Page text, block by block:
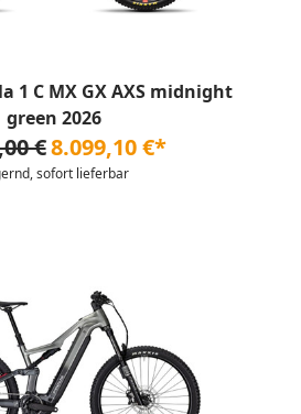
1 C MX GX AXS midnight
green 2026
€8.099,10 €*
sofort lieferbar